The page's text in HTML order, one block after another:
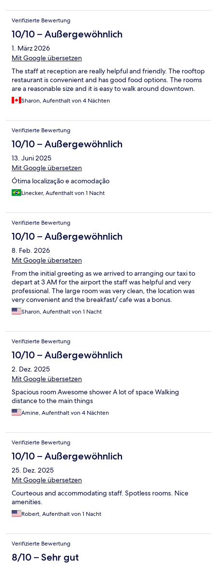
Verifizierte Bewertung
10/10 – Außergewöhnlich
1. März 2026
Mit Google übersetzen
The staff at reception are really helpful and friendly. The rooftop
restaurant is convenient and has good food options. The rooms
are a reasonable size and it is easy to walk around downtown.
Sharon, Aufenthalt von 4 Nächten
Verifizierte Bewertung
10/10 – Außergewöhnlich
13. Juni 2025
Mit Google übersetzen
Ótima localização e acomodação
Linecker, Aufenthalt von 1 Nacht
Verifizierte Bewertung
10/10 – Außergewöhnlich
8. Feb. 2026
Mit Google übersetzen
From the initial greeting as we arrived to arranging our taxi to
depart at 3 AM for the airport the staff was helpful and very
professional. The large room was very clean, the location was
very convenient and the breakfast/ cafe was a bonus.
Sharon, Aufenthalt von 1 Nacht
Verifizierte Bewertung
10/10 – Außergewöhnlich
2. Dez. 2025
Mit Google übersetzen
Spacious room Awesome shower A lot of space Walking
distance to the main things
Amine, Aufenthalt von 4 Nächten
Verifizierte Bewertung
10/10 – Außergewöhnlich
25. Dez. 2025
Mit Google übersetzen
Courteous and accommodating staff. Spotless rooms. Nice
amenities.
Robert, Aufenthalt von 1 Nacht
Verifizierte Bewertung
8/10 – Sehr gut